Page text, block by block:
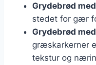
Grydebrød
stedet for gær
Grydebrød
græskarkerner
tekstur og